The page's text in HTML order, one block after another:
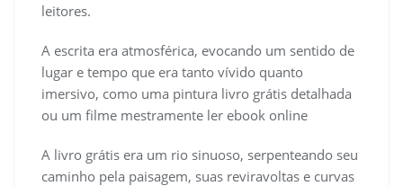
leitores.
A escrita era atmosférica, evocando um sentido de
lugar e tempo que era tanto vívido quanto
imersivo, como uma pintura livro grátis detalhada
ou um filme mestramente ler ebook online
A livro grátis era um rio sinuoso, serpenteando seu
caminho pela paisagem, suas reviravoltas e curvas